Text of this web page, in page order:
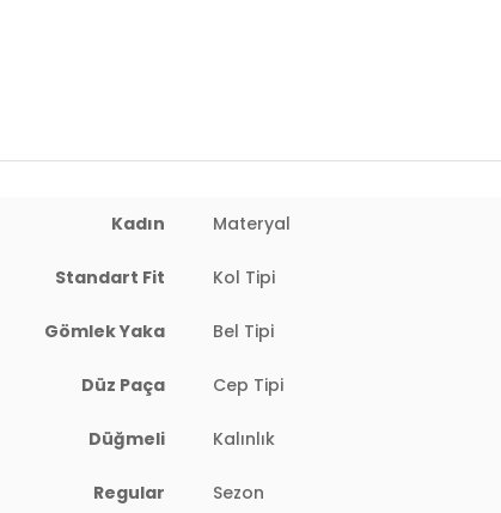
Basen : 91 cm / Beden : M
Kadın Materyal
Standart Fit Kol Tipi
Gömlek Yaka Bel Tipi
Düz Paça Cep Tipi
Düğmeli Kalınlık
Regular Sezon